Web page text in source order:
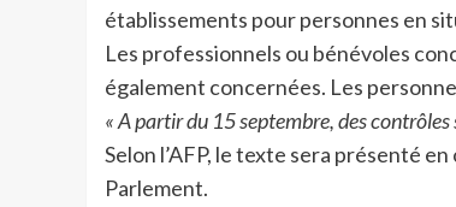
établissements pour personnes en
Les professionnels ou bénévoles
également concernées. Les
« A partir du 15 septembre, des
Selon l’AFP, le texte sera présenté
Parlement.